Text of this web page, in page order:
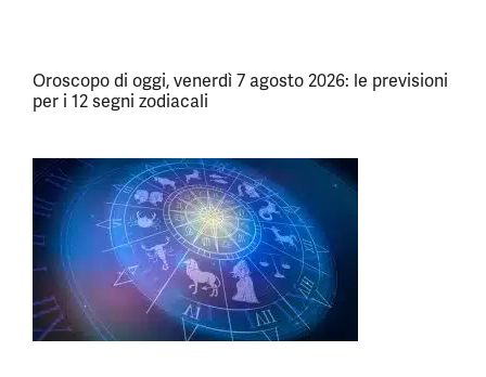
Oroscopo di oggi, venerdì 7 agosto 2026: le previsioni
per i 12 segni zodiacali